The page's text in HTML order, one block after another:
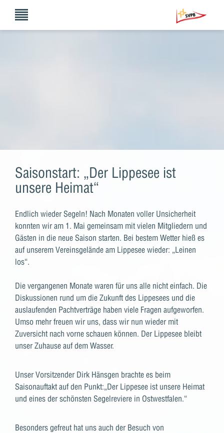
Saisonstart: „Der Lippesee ist
unsere Heimat“
Endlich wieder Segeln! Nach Monaten voller Unsicherheit
konnten wir am 1. Mai gemeinsam mit vielen Mitgliedern und
Gästen in die neue Saison starten. Bei bestem Wetter hieß es
auf unserem Vereinsgelände am Lippesee wieder: „Leinen
los“.
Die vergangenen Monate waren für uns alle nicht einfach. Die
Diskussionen rund um die Zukunft des Lippesees und die
auslaufenden Pachtverträge haben viele Fragen aufgeworfen.
Umso mehr freuen wir uns, dass wir nun wieder mit
Zuversicht nach vorne schauen können. Der Lippesee bleibt
unser Zuhause auf dem Wasser.
Unser Vorsitzender Dirk Hänsgen brachte es beim
Saisonauftakt auf den Punkt:„Der Lippesee ist unsere Heimat
und eines der schönsten Segelreviere in Ostwestfalen.“
Besonders gefreut hat uns auch der Besuch von